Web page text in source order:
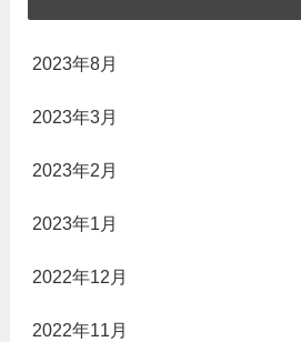
2023年8月
2023年3月
2023年2月
2023年1月
2022年12月
2022年11月